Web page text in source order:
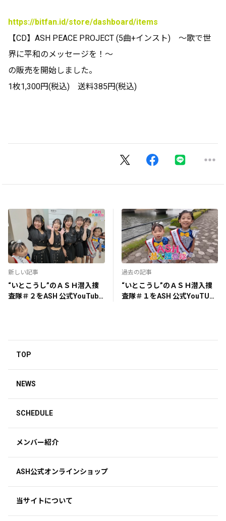
https://bitfan.id/store/dashboard/items
【CD】ASH PEACE PROJECT (5曲+インスト) ～歌で世
界に平和のメッセージを！～
の販売を開始しました。
1枚1,300円(税込) 送料385円(税込)
新しい記事
“いとこうし”のＡＳＨ潜入捜
査隊＃２をASH 公式YouTube
過去の記事
“いとこうし”のＡＳＨ潜入捜
査隊＃１をASH 公式YouTUbe
TOP
NEWS
SCHEDULE
メンバー紹介
ASH公式オンラインショップ
当サイトについて